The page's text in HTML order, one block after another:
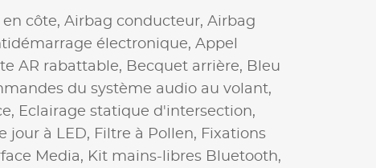
côte, Airbag conducteur, Airbag
électronique, Appel
AR rabattable, Becquet arrière, Bleu
du système audio au volant,
Eclairage statique d'intersection,
jour à LED, Filtre à Pollen, Fixations
Media, Kit mains-libres Bluetooth,